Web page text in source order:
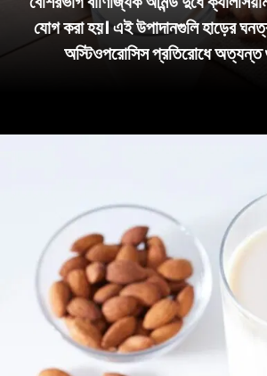
যোগ করা হয়। এই উপাদানগুলি হাড়ের